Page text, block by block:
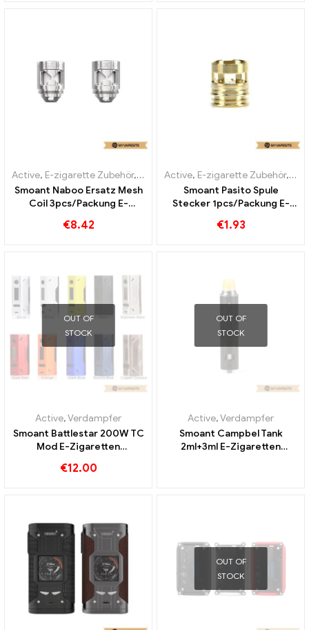
Active, E-zigarette Zubehör, Verdampfer
Smoant Naboo Ersatz Mesh
Coil 3pcs/Packung E-
Custom
€8.42
Active, E-zigarette Zubehör,
Smoant Pasito Spule
Stecker 1pcs/Packung E-
Custom
€1.93
OUT OF
STOCK
Active,Verdampfer
Smoant Battlestar 200W TC
Mod E-Zigaretten
€12.00
OUT OF
STOCK
Active,Verdampfer
Smoant Campbel Tank
2ml+3ml E-Zigaretten
OUT OF
STOCK